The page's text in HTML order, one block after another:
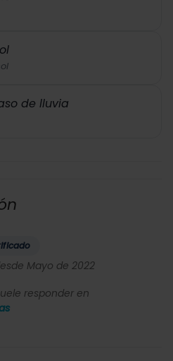
de lluvia
Mayo de 2022
responder en